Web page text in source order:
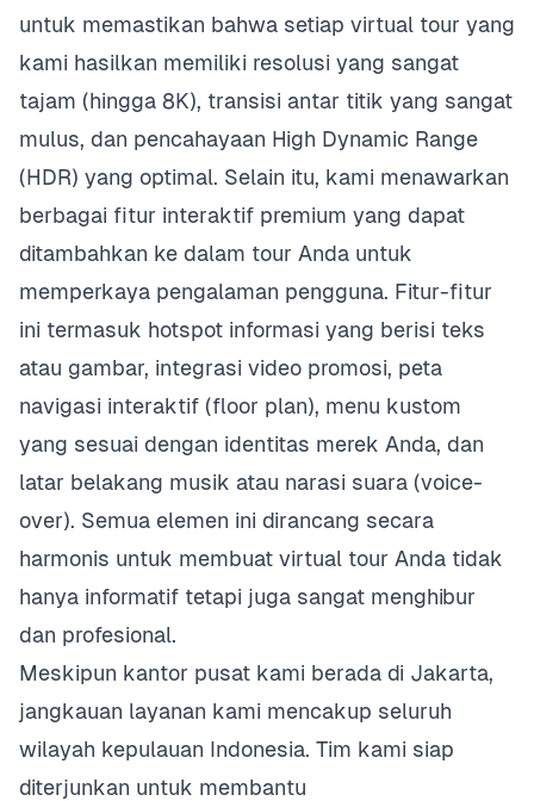
untuk memastikan bahwa setiap virtual tour yang
kami hasilkan memiliki resolusi yang sangat
tajam (hingga 8K), transisi antar titik yang sangat
mulus, dan pencahayaan High Dynamic Range
(HDR) yang optimal. Selain itu, kami menawarkan
berbagai fitur interaktif premium yang dapat
ditambahkan ke dalam tour Anda untuk
memperkaya pengalaman pengguna. Fitur-fitur
ini termasuk hotspot informasi yang berisi teks
atau gambar, integrasi video promosi, peta
navigasi interaktif (floor plan), menu kustom
yang sesuai dengan identitas merek Anda, dan
latar belakang musik atau narasi suara (voice-
over). Semua elemen ini dirancang secara
harmonis untuk membuat virtual tour Anda tidak
hanya informatif tetapi juga sangat menghibur
dan profesional.
Meskipun kantor pusat kami berada di Jakarta,
jangkauan layanan kami mencakup seluruh
wilayah kepulauan Indonesia. Tim kami siap
diterjunkan untuk membantu